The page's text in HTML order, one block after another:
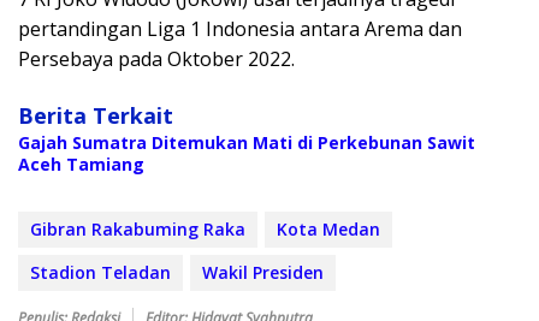
pertandingan Liga 1 Indonesia antara Arema dan
Persebaya pada Oktober 2022.
Berita Terkait
Gajah Sumatra Ditemukan Mati di Perkebunan Sawit
Aceh Tamiang
Gibran Rakabuming Raka
Kota Medan
Stadion Teladan
Wakil Presiden